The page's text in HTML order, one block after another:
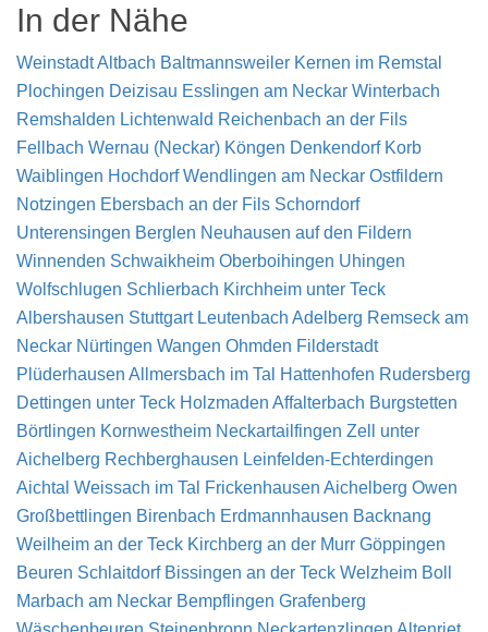
In der Nähe
WeinstadtAltbach Baltmannsweiler Kernen im Remstal
Plochingen Deizisau Esslingen am Neckar Winterbach
Remshalden Lichtenwald Reichenbach an der Fils
Fellbach Wernau (Neckar) Köngen Denkendorf Korb
Waiblingen HochdorfWendlingen am Neckar Ostfildern
Notzingen Ebersbach an der Fils Schorndorf
Unterensingen Berglen Neuhausen auf den Fildern
Winnenden Schwaikheim Oberboihingen Uhingen
Wolfschlugen Schlierbach Kirchheim unter Teck
Albershausen Stuttgart Leutenbach Adelberg Remseck am
Neckar Nürtingen Wangen Ohmden Filderstadt
Plüderhausen Allmersbach im Tal Hattenhofen Rudersberg
Dettingen unter Teck Holzmaden Affalterbach Burgstetten
Börtlingen Kornwestheim Neckartailfingen Zell unter
Aichelberg Rechberghausen Leinfelden-Echterdingen
Aichtal Weissach im Tal Frickenhausen Aichelberg Owen
Großbettlingen Birenbach Erdmannhausen Backnang
Weilheim an der Teck Kirchberg an der Murr Göppingen
Beuren Schlaitdorf Bissingen an der Teck Welzheim Boll
Marbach am Neckar Bempflingen Grafenberg